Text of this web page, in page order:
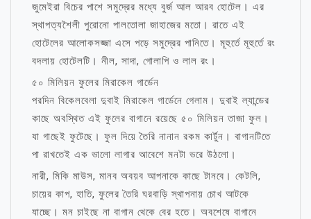
জুমেইরা বিচের পাশে সমুদ্রের মধ্যে বুর্জ আল আরব হোটেল। এর
স্থাপত্যশৈলী পুরোনো পালতোলা জাহাজের মতো। রাতে এই
হোটেলের আলোকসজ্জা এসে পড়ে সমুদ্রের পানিতে। মূহুর্তে মূহুর্তে রং
বদলায় হোটেলটি। নীল, সাদা, গোলাপি ও লাল রং।
৫০ মিলিয়ন ফুলের মিরাকেল গার্ডেন
পরদিন বিকেলবেলা দুবাই মিরাকেল গার্ডেনে গেলাম। দুবাই ল্যান্ডের
কাছে অবস্থিত এই ফুলের বাগানে রয়েছে ৫০ মিলিয়ন তাজা ফুল।
যা গাছেই ফুটেছে। ফুল দিয়ে তৈরি নানান রকম কার্টুন। বাগানটিতে
পা রাখতেই এক ভালো লাগার আবেশে মনটা ভরে উঠলো।
নারী, মিকি মাউস, মানব অবয়ব আপনাকে কাছে টানবে। কেটলি,
চায়ের কাপ, হাতি, ফুলের তৈরি ঘরবাড়ি স্থাপনায় চোখ আটকে
যাচ্ছে। মন চাইছে না বাগান থেকে বের হতে। অবশেষে বাগানে